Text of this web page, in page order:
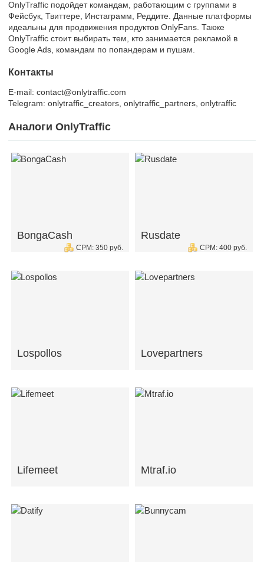
OnlyTraffic подойдет командам, работающим с группами в
Фейсбук, Твиттере, Инстаграмм, Реддите. Данные платформы
идеальны для продвижения продуктов OnlyFans. Также
OnlyTraffic стоит выбирать тем, кто занимается рекламой в
Google Ads, командам по попандерам и пушам.
Контакты
E-mail: contact@onlytraffic.com
Telegram: onlytraffic_creators, onlytraffic_partners, onlytraffic
Аналоги OnlyTraffic
BongaCash
CPM: 350 руб.
Rusdate
CPM: 400 руб.
Lospollos Lovepartners
Lifemeet Mtraf.io